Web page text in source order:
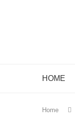
HOME
Home